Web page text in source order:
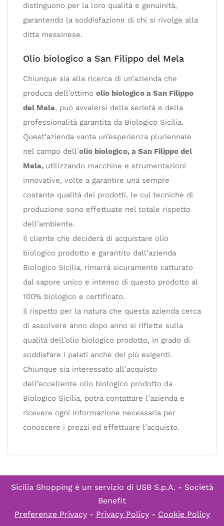
distinguono per la loro qualità e genuinità,
garantendo la soddisfazione di chi si rivolge alla
ditta messinese.
Olio biologico a San Filippo del Mela
Chiunque sia alla ricerca di un’azienda che
produca dell’ottimo olio biologico a San Filippo
del Mela, può avvalersi della serietà e della
professionalità garantita da Biologico Sicilia.
Quest’azienda vanta un’esperienza pluriennale
nel campo dell’olio biologico, a San Filippo del
Mela, utilizzando macchine e strumentazioni
innovative, volte a garantire una sempre
costante qualità dei prodotti, le cui tecniche di
produzione sono effettuate nel totale rispetto
dell’ambiente.
Il cliente che deciderà di acquistare olio
biologico prodotto e garantito dall’azienda
Biologico Sicilia, rimarrà sicuramente catturato
dal sapore unico e intenso di questo prodotto al
100% biologico e certificato.
Il rispetto per la natura che questa azienda cerca
di assolvere anno dopo anno si riflette sulla
qualità dell’olio biologico prodotto, in grado di
soddisfare i palati anche dei più esigenti.
Chiunque sia interessato all’acquisto
dell’eccellente olio biologico prodotto da
Biologico Sicilia, potrà contattare l’azienda e
ricevere ogni informazione necessaria per
conoscere i prezzi ed effettuare l’acquisto.
Sicilia Shopping è un servizio di USB S.p.A. - Società
Benefit
Preferenze Privacy- Privacy Policy- Cookie Policy